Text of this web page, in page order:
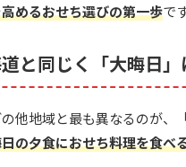
めるおせち選びの第一歩で
と同じく「大晦日
他地域と最も異なるのが、
の夕食におせち料理を食べ